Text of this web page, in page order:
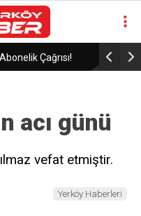
Çağrısı! Asayiş
acı günü
vefat etmiştir.
Yerköy Haberleri